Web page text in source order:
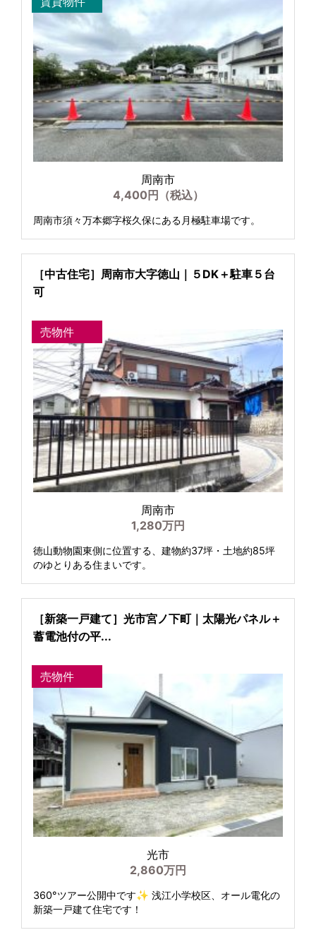
周南市
4,400円（税込）
周南市須々万本郷字桜久保にある月極駐車場です。
［中古住宅］周南市大字徳山｜５DK＋駐車５台
可
売物件
周南市
1,280万円
徳山動物園東側に位置する、建物約37坪・土地約85坪
のゆとりある住まいです。
［新築一戸建て］光市宮ノ下町｜太陽光パネル＋
蓄電池付の平...
売物件
光市
2,860万円
360°ツアー公開中です✨ 浅江小学校区、オール電化の
新築一戸建て住宅です！